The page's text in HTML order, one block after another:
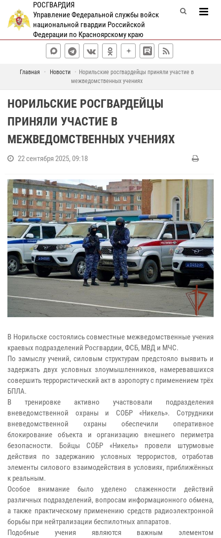
РОСГВАРДИЯ
Управление Федеральной службы войск
национальной гвардии Российской
Федерации по Красноярскому краю
Главная Новости
Норильские росгвардейцы приняли участие в
межведомственных учениях
НОРИЛЬСКИЕ РОСГВАРДЕЙЦЫ
ПРИНЯЛИ УЧАСТИЕ В
МЕЖВЕДОМСТВЕННЫХ УЧЕНИЯХ
22 сентября 2025, 09:18
В Норильске состоялись совместные межведомственные учения
краевых подразделений Росгвардии, ФСБ, МВД и МЧС.
По замыслу учений, силовым структурам предстояло выявить и
задержать двух условных злоумышленников, намеревавшихся
совершить террористический акт в аэропорту с применением трёх
БПЛА.
В тренировке активно участвовали подразделения
вневедомственной охраны и СОБР «Никель». Сотрудники
вневедомственной охраны обеспечили оперативное
блокирование объекта и организацию внешнего периметра
безопасности. Бойцы СОБР «Никель» провели штурмовые
действия по задержанию условных террористов, отработав
элементы силового взаимодействия в условиях, приближённых
к реальным.
Особое внимание было уделено слаженности действий
различных подразделений, вопросам информационного обмена,
а также практическому применению средств радиоэлектронной
борьбы при нейтрализации беспилотных аппаратов.
Подобные учения являются важным элементом